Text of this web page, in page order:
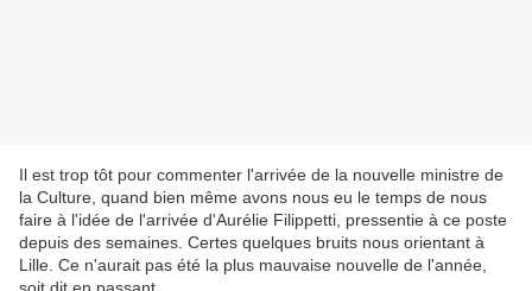
Il est trop tôt pour commenter l'arrivée de la nouvelle ministre de
la Culture, quand bien même avons nous eu le temps de nous
faire à l'idée de l'arrivée d'Aurélie Filippetti, pressentie à ce poste
depuis des semaines. Certes quelques bruits nous orientant à
Lille. Ce n'aurait pas été la plus mauvaise nouvelle de l'année,